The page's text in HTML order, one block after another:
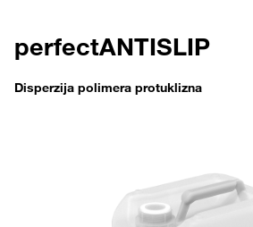
perfectANTISLIP
Disperzija polimera protuklizna